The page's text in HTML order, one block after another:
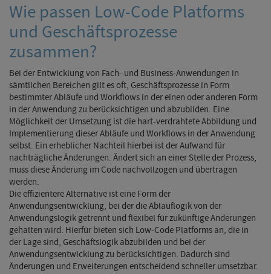
Wie passen Low-Code Platforms
und Geschäftsprozesse
zusammen?
Bei der Entwicklung von Fach- und Business-Anwendungen in
sämtlichen Bereichen gilt es oft, Geschäftsprozesse in Form
bestimmter Abläufe und Workflows in der einen oder anderen Form
in der Anwendung zu berücksichtigen und abzubilden. Eine
Möglichkeit der Umsetzung ist die hart-verdrahtete Abbildung und
Implementierung dieser Abläufe und Workflows in der Anwendung
selbst. Ein erheblicher Nachteil hierbei ist der Aufwand für
nachträgliche Änderungen. Ändert sich an einer Stelle der Prozess,
muss diese Änderung im Code nachvollzogen und übertragen
werden.
Die effizientere Alternative ist eine Form der
Anwendungsentwicklung, bei der die Ablauflogik von der
Anwendungslogik getrennt und flexibel für zukünftige Änderungen
gehalten wird. Hierfür bieten sich Low-Code Platforms an, die in
der Lage sind, Geschäftslogik abzubilden und bei der
Anwendungsentwicklung zu berücksichtigen. Dadurch sind
Änderungen und Erweiterungen entscheidend schneller umsetzbar.